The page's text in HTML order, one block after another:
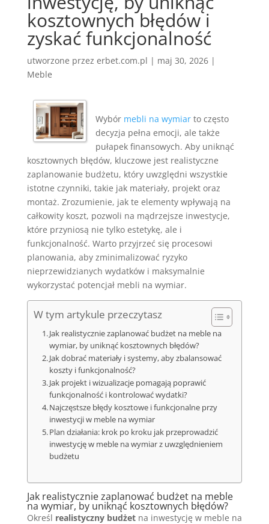
kosztownych błędów i
zyskać funkcjonalność
utworzone przez erbet.com.pl | maj 30, 2026|
Meble
Wybór mebli na wymiar to często
decyzja pełna emocji, ale także
pułapek finansowych. Aby uniknąć
kosztownych błędów, kluczowe jest realistyczne
zaplanowanie budżetu, który uwzględni wszystkie
istotne czynniki, takie jak materiały, projekt oraz
montaż. Zrozumienie, jak te elementy wpływają na
całkowity koszt, pozwoli na mądrzejsze inwestycje,
które przyniosą nie tylko estetykę, ale i
funkcjonalność. Warto przyjrzeć się procesowi
planowania, aby zminimalizować ryzyko
nieprzewidzianych wydatków i maksymalnie
wykorzystać potencjał mebli na wymiar.
W tym artykule przeczytasz
Jak realistycznie zaplanować budżet na meble na
wymiar, by uniknąć kosztownych błędów?
Jak dobrać materiały i systemy, aby zbalansować
koszty i funkcjonalność?
Jak projekt i wizualizacje pomagają poprawić
funkcjonalność i kontrolować wydatki?
Najczęstsze błędy kosztowe i funkcjonalne przy
inwestycji w meble na wymiar
Plan działania: krok po kroku jak przeprowadzić
inwestycję w meble na wymiar z uwzględnieniem
budżetu
Jak realistycznie zaplanować budżet na meble
na wymiar, by uniknąć kosztownych błędów?
Określ realistyczny budżetna inwestycję w meble na